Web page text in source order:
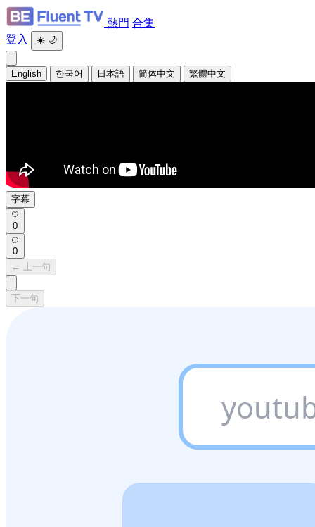
熱門 合集
登入
☀️ 🌙
English 한국어 日本語 简体中文 繁體中文
字幕
0
0
← 上一句
下一句